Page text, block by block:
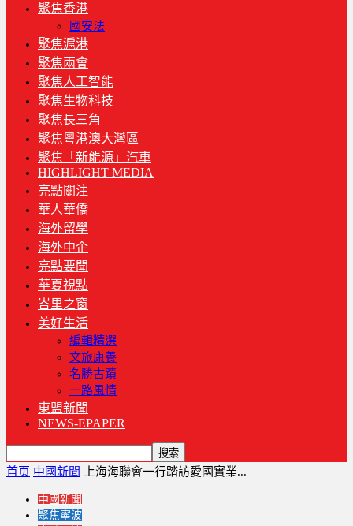
聚焦香港
國安法
聚焦滬港
聚焦兩會
聚焦人工智能
聚焦生物科技
聚焦長三角
聚焦粵港澳大灣區
聚焦「新能源」汽車
HIGHLIGHT MEDIA
亮點關注
華人華僑
海外留學
海外中企
亮點要聞
華夏視點
峇里之窗
美好生活
編輯精選
文旅康養
名勝古蹟
一路風情
東盟新聞
NEWS-EPAPER
首页 中國新聞 上海海聯會一行踏訪愛國實業...
中國新聞
聚焦寧波